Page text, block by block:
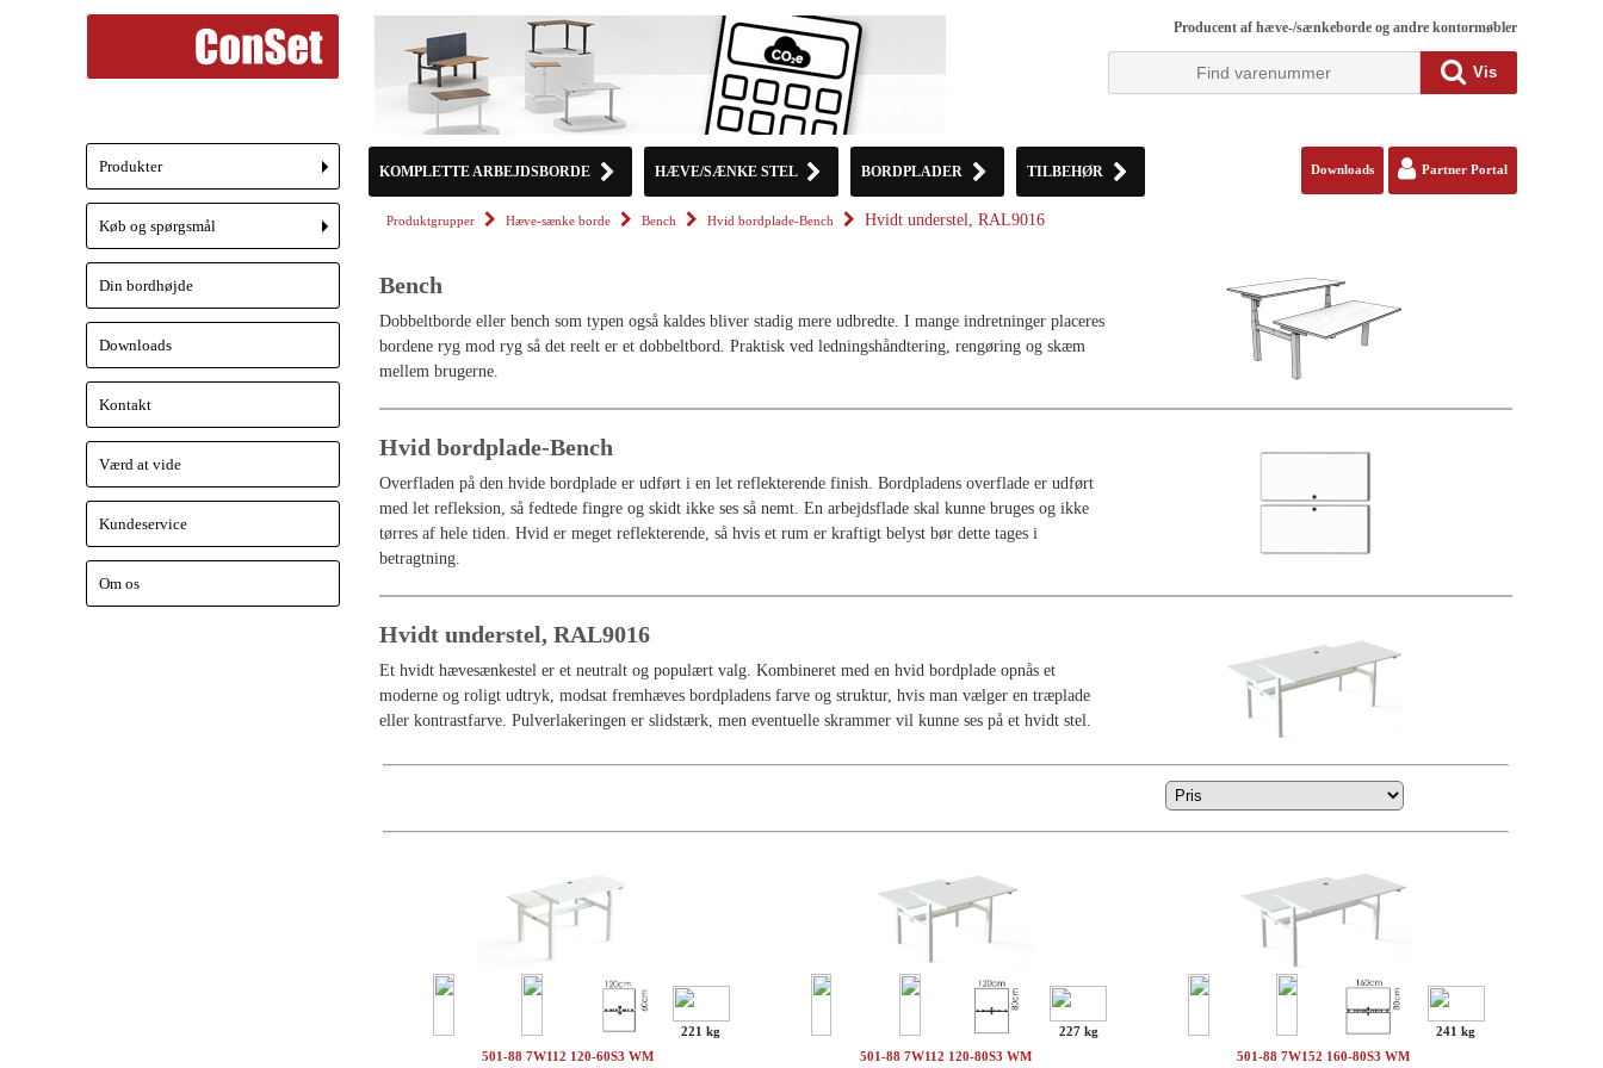
Producent af hæve-/sænkeborde og andre kontormøbler
Vis
KOMPLETTE ARBEJDSBORDE HÆVE/SÆNKE STEL BORDPLADER TILBEHØR Downloads Partner Portal
Produktgrupper Hæve-sænke borde Bench Hvid bordplade-Bench Hvidt understel, RAL9016
Bench
Dobbeltborde eller bench som typen også kaldes bliver stadig mere udbredte. I mange indretninger placeres
bordene ryg mod ryg så det reelt er et dobbeltbord. Praktisk ved ledningshåndtering, rengøring og skæm
mellem brugerne.
Hvid bordplade-Bench
Overfladen på den hvide bordplade er udført i en let reflekterende finish. Bordpladens overflade er udført
med let refleksion, så fedtede fingre og skidt ikke ses så nemt. En arbejdsflade skal kunne bruges og ikke
tørres af hele tiden. Hvid er meget reflekterende, så hvis et rum er kraftigt belyst bør dette tages i
betragtning.
Hvidt understel, RAL9016
Et hvidt hævesænkestel er et neutralt og populært valg. Kombineret med en hvid bordplade opnås et
moderne og roligt udtryk, modsat fremhæves bordpladens farve og struktur, hvis man vælger en træplade
eller kontrastfarve. Pulverlakeringen er slidstærk, men eventuelle skrammer vil kunne ses på et hvidt stel.
221 kg
501-88 7W112 120-60S3 WM
227 kg
501-88 7W112 120-80S3 WM
241 kg
501-88 7W152 160-80S3 WM
+
Produkter
+
Køb og spørgsmål
Din bordhøjde
Downloads
Kontakt
Værd at vide
Kundeservice
Om os